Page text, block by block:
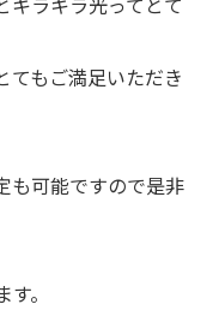
てもご満足いただき
も可能ですので是非
。